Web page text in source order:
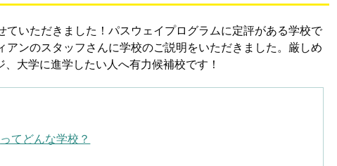
ていただきました！パスウェイプログラムに定評がある学校で
アンのスタッフさんに学校のご説明をいただきました。厳しめ
大学に進学したい人へ有力候補校です！
てどんな学校？